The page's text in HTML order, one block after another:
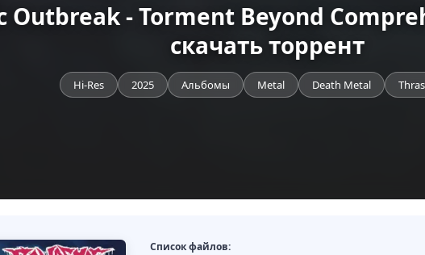
Outbreak - Torment Beyond
скачать торрент
Hi-Res 2025 Альбомы Metal Death Metal
Список файлов: